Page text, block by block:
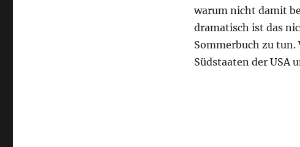
warum nicht damit
dramatisch ist das
Sommerbuch zu tun.
Südstaaten der USA